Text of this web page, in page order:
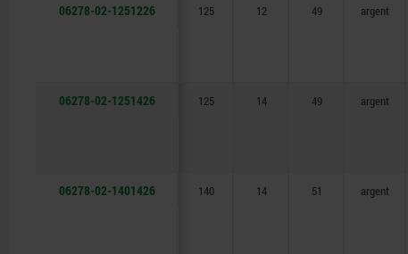
06278-02-1251226 125 12 49 argent
06278-02-1251426 125 14 49 argent
06278-02-1401426 140 14 51 argent